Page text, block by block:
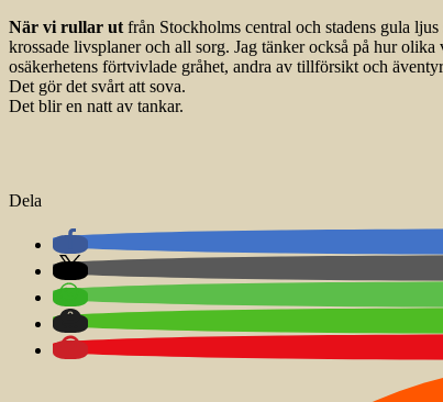
När vi rullar ut från Stockholms central och stadens gula
krossade livsplaner och all sorg. Jag tänker också på hur
osäkerhetens förtvivlade gråhet, andra av tillförsikt och
Det gör det svårt att sova.
Det blir en natt av tankar.
Dela